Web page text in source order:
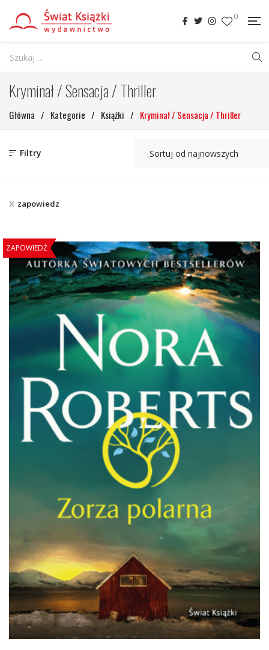
0
Kryminał / Sensacja / Thriller
Główna / Kategorie / Książki / Kryminał / Sensacja / Thriller
Filtry
zapowiedz
ZAPOWIEDŹ